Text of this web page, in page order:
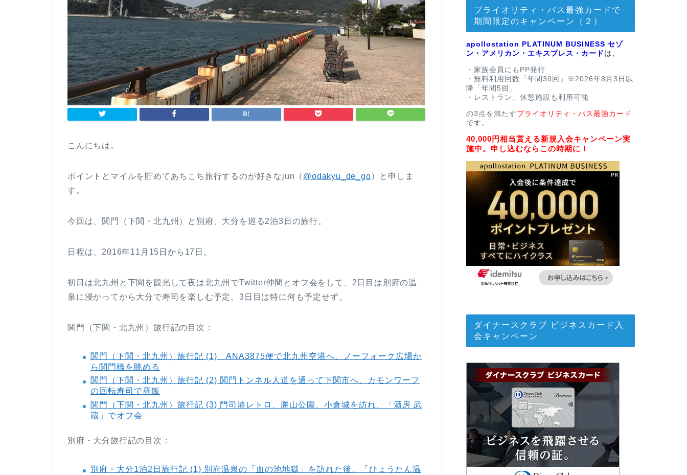
こんにちは。
ポイントとマイルを貯めてあちこち旅行するのが好きなjun（ @odakyu_de_go）と申しま
す。
今回は、関門（下関・北九州）と別府、大分を巡る2泊3日の旅行。
日程は、2016年11月15日から17日。
初日は北九州と下関を観光して夜は北九州でTwitter仲間とオフ会をして、2日目は別府の温
泉に浸かってから大分で寿司を楽しむ予定。3日目は特に何も予定せず。
関門（下関・北九州）旅行記の目次：
関門（下関・北九州）旅行記 (1) ANA3875便で北九州空港へ、ノーフォーク広場か
ら関門橋を眺める
関門（下関・北九州）旅行記 (2) 関門トンネル人道を通って下関市へ、カモンワーフ
の回転寿司で昼飯
関門（下関・北九州）旅行記 (3) 門司港レトロ、勝山公園、小倉城を訪れ、「酒房 武
蔵」でオフ会
別府・大分旅行記の目次：
別府・大分1泊2日旅行記 (1) 別府温泉の「血の池地獄」を訪れた後、「ひょうたん温
プライオリティ・パス最強カードで
期間限定のキャンペーン（２）
apollostation PLATINUM BUSINESS セゾ
ン・アメリカン・エキスプレス・カード は、
・家族会員にもPP発行
・無料利用回数「年間30回」※2026年8月3日以
降「年間5回」
・レストラン、休憩施設も利用可能
の3点を満たす プライオリティ・パス最強カード
です。
40,000円相当貰える新規入会キャンペーン実
施中。申し込むならこの時期に！
ダイナースクラブ ビジネスカード入
会キャンペーン